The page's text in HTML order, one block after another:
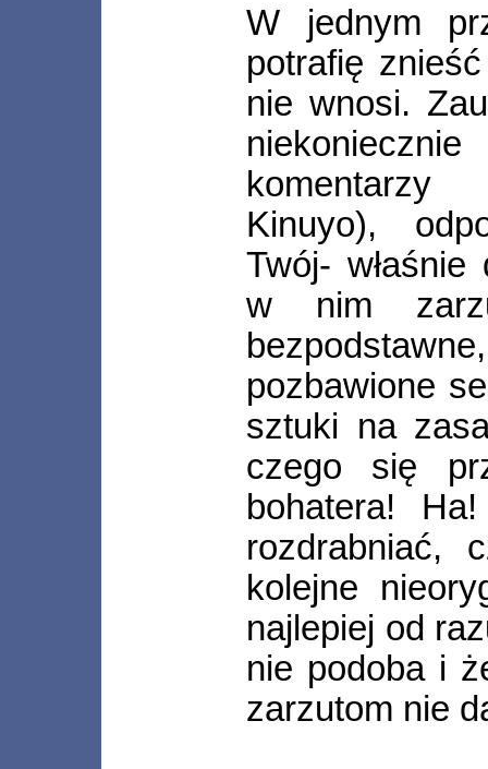
W jednym
potrafię
nie wnosi.
komentarzy
Kinuyo),
Twój-
w nim
pozbawione
sztuki na
czego się
bohatera!
rozdrabniać,
kolejne
najlepiej od
nie podoba i
zarzutom nie